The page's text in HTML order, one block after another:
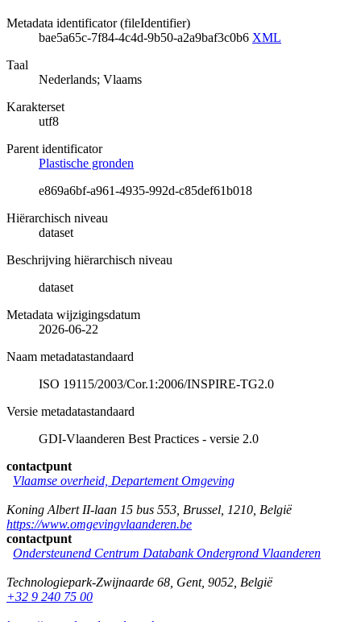
Metadata identificator (fileIdentifier)
bae5a65c-7f84-4c4d-9b50-a2a9baf3c0b6 XML
Taal
Nederlands; Vlaams
Karakterset
utf8
Parent identificator
Plastische gronden
e869a6bf-a961-4935-992d-c85def61b018
Hiërarchisch niveau
dataset
Beschrijving hiërarchisch niveau
dataset
Metadata wijzigingsdatum
2026-06-22
Naam metadatastandaard
ISO 19115/2003/Cor.1:2006/INSPIRE-TG2.0
Versie metadatastandaard
GDI-Vlaanderen Best Practices - versie 2.0
contactpunt
Vlaamse overheid, Departement Omgeving
Koning Albert II-laan 15 bus 553 Brussel 1210 België
https://www.omgevingvlaanderen.be
contactpunt
Ondersteunend Centrum Databank Ondergrond Vlaanderen
Technologiepark-Zwijnaarde 68 Gent, 9052 België
+32 9 240 75 00